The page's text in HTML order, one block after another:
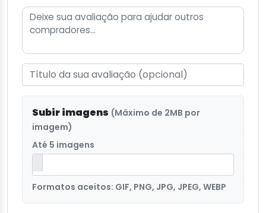
Subir imagens (Máximo de 2MB por
imagem)
Até 5 imagens
Formatos aceitos: GIF, PNG, JPG, JPEG, WEBP